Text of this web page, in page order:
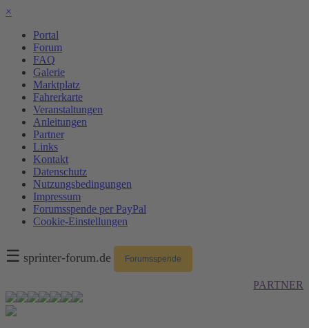
×
Portal
Forum
FAQ
Galerie
Marktplatz
Fahrerkarte
Veranstaltungen
Anleitungen
Partner
Links
Kontakt
Datenschutz
Nutzungsbedingungen
Impressum
Forumsspende per PayPal
Cookie-Einstellungen
☰ sprinter-forum.de Forumsspende
PARTNER